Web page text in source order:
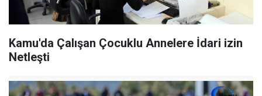
Kamu'da Çalışan Çocuklu Annelere İdari izin
Netleşti